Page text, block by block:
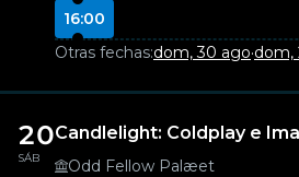
16:00
Otras fechas:dom, 30 ago·dom,
20
SÁB
Candlelight: Coldplay e
Odd Fellow Palæet